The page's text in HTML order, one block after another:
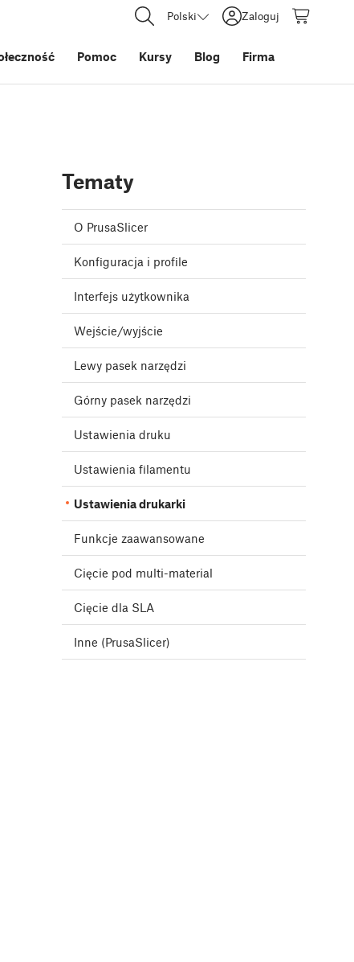
Polski Zaloguj
Pomoc Kursy Blog Firma
Tematy
O PrusaSlicer
Konfiguracja i profile
Interfejs użytkownika
Wejście/wyjście
Lewy pasek narzędzi
Górny pasek narzędzi
Ustawienia druku
Ustawienia filamentu
Ustawienia drukarki
Funkcje zaawansowane
Cięcie pod multi-material
Cięcie dla SLA
Inne (PrusaSlicer)